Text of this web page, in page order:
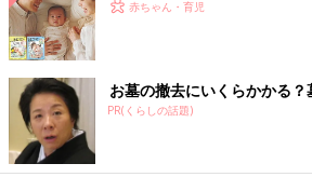
赤ちゃん・育児
お墓の撤去にいくらかかる？
PR(くらしの話題)